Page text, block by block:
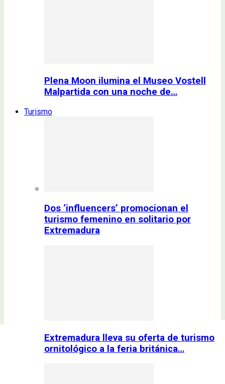
Plena Moon ilumina el Museo Vostell
Malpartida con una noche de…
Turismo
Dos ‘influencers’ promocionan el
turismo femenino en solitario por
Extremadura
Extremadura lleva su oferta de turismo
ornitológico a la feria británica…